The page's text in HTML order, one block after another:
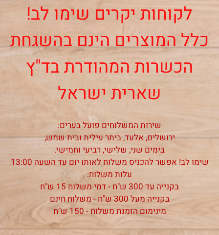
לקוחות יקרים שימו לב!
כלל המוצרים הינם בהשגחת
הכשרות המהודרת בד"ץ
שארית ישראל
שירות המשלוחים פועל בערים:
ירושלים, אלעד, ביתר עילית ובית שמש,
בימים שני, שלישי, רביעי וחמישי.
שימו לב! אפשר להכניס משלוח לאותו יום עד השעה 13:00
עלות משלוח:
בקנייה עד 300 ש"ח - דמי משלוח 15 ש"ח
בקנייה מעל 300 ש"ח - משלוח חינם
מינימום הזמנת משלוח - 150 ש"ח